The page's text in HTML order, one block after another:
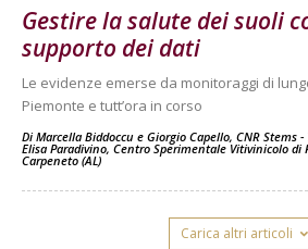
Gestire la salute dei suoli
supporto dei dati
Le evidenze emerse da monitoraggi di
Piemonte e tutt’ora in corso
Di Marcella Biddoccu e Giorgio Capello, CNR Stems -
Elisa Paradivino, Centro Sperimentale Vitivinicolo di
Carpeneto (AL)
Carica altri articoli